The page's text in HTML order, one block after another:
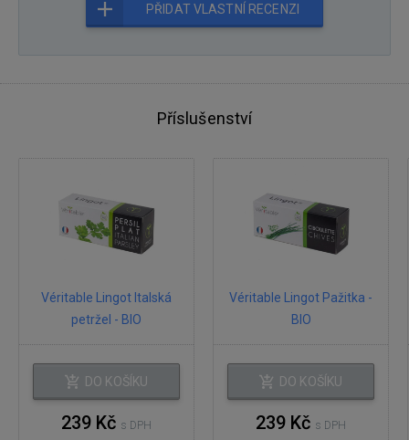
PŘIDAT VLASTNÍ RECENZI
Příslušenství
Véritable Lingot Italská
petržel - BIO
DO KOŠÍKU
239 Kč s DPH
Véritable Lingot Pažitka -
BIO
DO KOŠÍKU
239 Kč s DPH